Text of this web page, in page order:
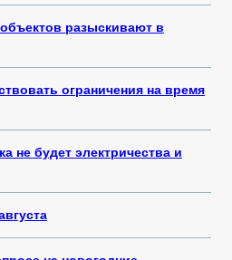
разыскивают в
ограничения на время
не будет электричества и